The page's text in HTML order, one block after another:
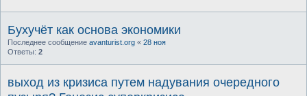
Бухучёт как основа экономики
Последнее сообщение avanturist.org « 28 ноя
Ответы: 2
выход из кризиса путем надувания очередного